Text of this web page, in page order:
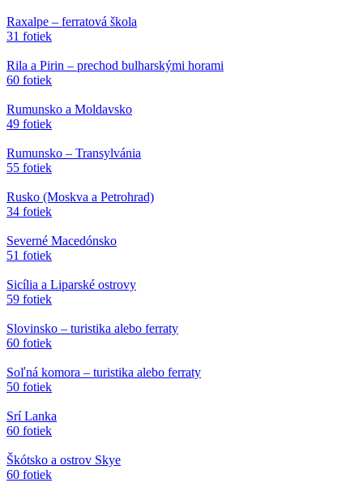
Raxalpe – ferratová škola
31 fotiek
Rila a Pirin – prechod bulharskými horami
60 fotiek
Rumunsko a Moldavsko
49 fotiek
Rumunsko – Transylvánia
55 fotiek
Rusko (Moskva a Petrohrad)
34 fotiek
Severné Macedónsko
51 fotiek
Sicília a Liparské ostrovy
59 fotiek
Slovinsko – turistika alebo ferraty
60 fotiek
Soľná komora – turistika alebo ferraty
50 fotiek
Srí Lanka
60 fotiek
Škótsko a ostrov Skye
60 fotiek